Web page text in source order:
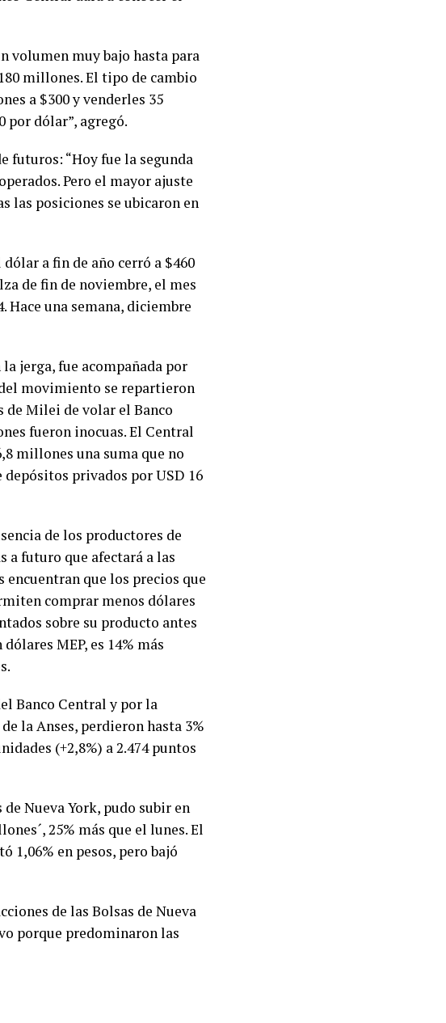
volumen muy bajo hasta para
millones. El tipo de cambio
a $300 y venderles 35
por dólar”, agregó.
futuros: “Hoy fue la segunda
Pero el mayor ajuste
las posiciones se ubicaron en
a fin de año cerró a $460
de fin de noviembre, el mes
Hace una semana, diciembre
jerga, fue acompañada por
movimiento se repartieron
de Milei de volar el Banco
fueron inocuas. El Central
millones una suma que no
privados por USD 16
de los productores de
a futuro que afectará a las
encuentran que los precios que
comprar menos dólares
sobre su producto antes
MEP, es 14% más
Banco Central y por la
la Anses, perdieron hasta 3%
(+2,8%) a 2.474 puntos
Nueva York, pudo subir en
25% más que el lunes. El
1,06% en pesos, pero bajó
de las Bolsas de Nueva
porque predominaron las